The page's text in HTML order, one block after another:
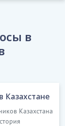
в
Казахстане
Казахстана